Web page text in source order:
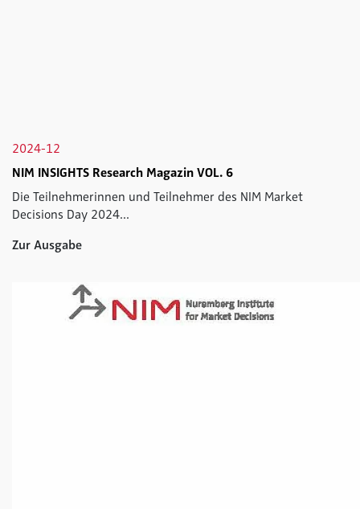
2024-12
NIM INSIGHTS Research Magazin VOL. 6
Die Teilnehmerinnen und Teilnehmer des NIM Market
Decisions Day 2024...
Zur Ausgabe